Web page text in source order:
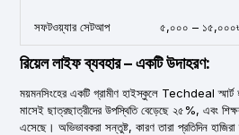
সফটওয়্যার সেটআপ ৫,০০০ –
রিয়েল লাইফ ব্যবহার – একটি উদাহরণ:
ময়মনসিংহের একটি গ্রামীণ হাইস্কুলে Techdeal স্মার্ট
মাসেই ছাত্রছাত্রীদের উপস্থিতি বেড়েছে ২৫%, এবং
এসেছে। অভিভাবকরা সন্তুষ্ট, কারণ তারা প্রতিদিন